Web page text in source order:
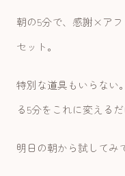
朝の5分で、感謝×ア
セット。
特別な道具もいらない
る5分をこれに変えるだ
明日の朝から試してみ